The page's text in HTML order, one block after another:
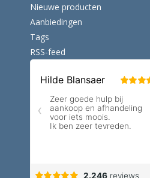
Nieuwe producten
Aanbiedingen
Tags
RSS-feed